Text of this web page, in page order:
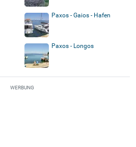
Paxos - Gaios - Hafen
Paxos - Longos
WERBUNG